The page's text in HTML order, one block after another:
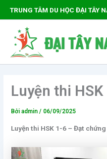
dung
TRUNG TÂM DU HỌC ĐẠI TÂY
Luyện thi
Bởiadmin/ 06/09/2025
Luyện thi HSK 1-6 – Đạt